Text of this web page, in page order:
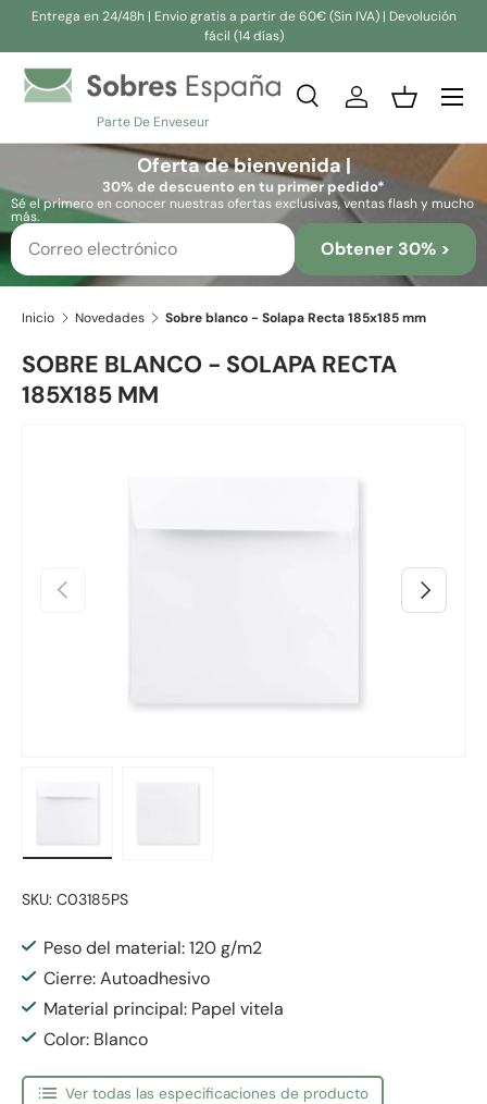
Entrega en 24/48h | Envio gratis a partir de 60€ (Sin IVA) | Devolución
fácil (14 días)
Parte De Enveseur
Buscar
Buscar
BuscarIniciar sesión
Cesta
Oferta de bienvenida |
30% de descuento en tu primer pedido*
Sé el primero en conocer nuestras ofertas exclusivas, ventas flash y mucho
más.
Obtener 30% >
Inicio Novedades Sobre blanco - Solapa Recta 185x185 mm
SOBRE BLANCO - SOLAPA RECTA
185X185 MM
Anterior Siguiente
SKU: C03185PS
Peso del material: 120 g/m2
Cierre: Autoadhesivo
Material principal: Papel vitela
Color: Blanco
Ver todas las especificaciones de producto